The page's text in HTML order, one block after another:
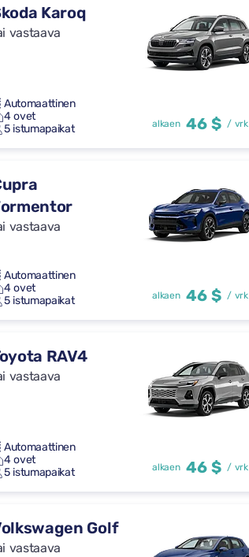
Karoq
vastaava
Automaattinen
4 ovet
5 istumapaikat
alkaen 46 $ / vrk
vastaava
Automaattinen
4 ovet
5 istumapaikat
alkaen 46 $ / vrk
RAV4
vastaava
Automaattinen
4 ovet
5 istumapaikat
alkaen 46 $ / vrk
Golf
vastaava